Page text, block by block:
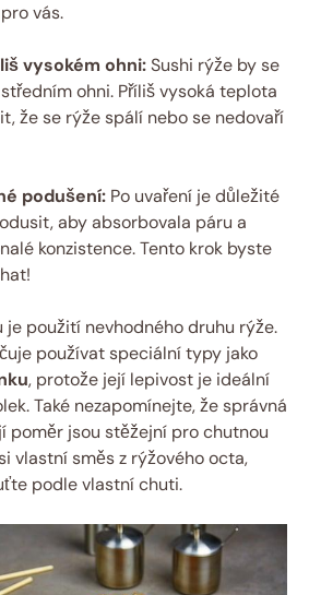
vás.
vysokém ohni:Sushi rýže by se
ohni. Příliš vysoká teplota
že se rýže spálí nebo se nedovaří
podušení: Po uvaření je důležité
aby absorbovala páru a
konzistence. Tento krok byste
je použití nevhodného druhu rýže.
používat speciální typy jako
, protože její lepivost je ideální
Také nezapomínejte, že správná
poměr jsou stěžejní pro chutnou
vlastní směs z rýžového octa,
podle vlastní chuti.